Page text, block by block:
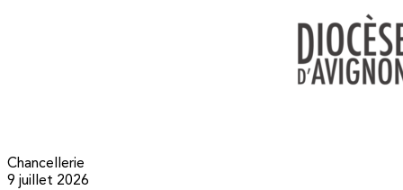
Chancellerie
9 juillet 2026